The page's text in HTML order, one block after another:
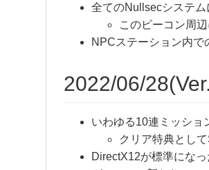
全てのNullsecシステ
このビーコン周
NPCステーション内で
2022/06/
いわゆる10連ミッショ
クリア特典とし
DirectX12が標準にな